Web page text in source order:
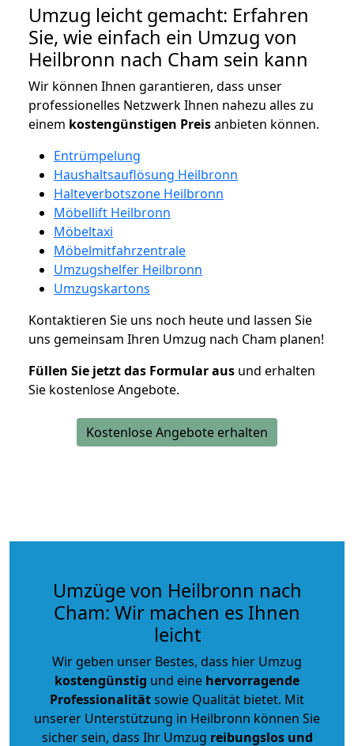
Umzug leicht gemacht: Erfahren
Sie, wie einfach ein Umzug von
Heilbronn nach Cham sein kann
Wir können Ihnen garantieren, dass unser
professionelles Netzwerk Ihnen nahezu alles zu
einem kostengünstigen Preisanbieten können.
Entrümpelung
Haushaltsauflösung Heilbronn
Halteverbotszone Heilbronn
Möbellift Heilbronn
Möbeltaxi
Möbelmitfahrzentrale
Umzugshelfer Heilbronn
Umzugskartons
Kontaktieren Sie uns noch heute und lassen Sie
uns gemeinsam Ihren Umzug nach Cham planen!
Füllen Sie jetzt das Formular aus und erhalten
Sie kostenlose Angebote.
Kostenlose Angebote erhalten
Umzüge von Heilbronn nach
Cham: Wir machen es Ihnen
leicht
Wir geben unser Bestes, dass hier Umzug
kostengünstig und eine hervorragende
Professionalitätsowie Qualität bietet. Mit
unserer Unterstützung in Heilbronn können Sie
sicher sein, dass Ihr Umzug reibungslos und